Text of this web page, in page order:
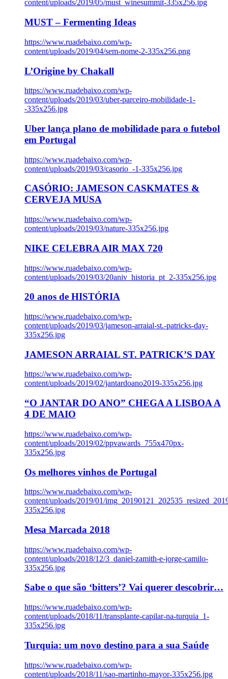
content/uploads/2019/05/must_winesummit-335x256.jpg
MUST – Fermenting Ideas
https://www.ruadebaixo.com/wp-
content/uploads/2019/04/sem-nome-2-335x256.png
L’Origine by Chakall
https://www.ruadebaixo.com/wp-
content/uploads/2019/03/uber-parceiro-mobilidade-1-
-335x256.jpg
Uber lança plano de mobilidade para o futebol
em Portugal
https://www.ruadebaixo.com/wp-
content/uploads/2019/03/casorio_-1-335x256.jpg
CASÓRIO: JAMESON CASKMATES &
CERVEJA MUSA
https://www.ruadebaixo.com/wp-
content/uploads/2019/03/nature-335x256.jpg
NIKE CELEBRA AIR MAX 720
https://www.ruadebaixo.com/wp-
content/uploads/2019/03/20aniv_historia_pt_2-335x256.jpg
20 anos de HISTÓRIA
https://www.ruadebaixo.com/wp-
content/uploads/2019/03/jameson-arraial-st.-patricks-day-
335x256.jpg
JAMESON ARRAIAL ST. PATRICK’S DAY
https://www.ruadebaixo.com/wp-
content/uploads/2019/02/jantardoano2019-335x256.jpg
“O JANTAR DO ANO” CHEGA A LISBOA A
4 DE MAIO
https://www.ruadebaixo.com/wp-
content/uploads/2019/02/ppvawards_755x470px-
335x256.jpg
Os melhores vinhos de Portugal
https://www.ruadebaixo.com/wp-
content/uploads/2019/01/
335x256.jpg
Mesa Marcada 2018
https://www.ruadebaixo.com/wp-
content/uploads/2018/12/3_daniel-zamith-e-jorge-camilo-
335x256.jpg
Sabe o que são ‘bitters’? Vai querer descobrir…
https://www.ruadebaixo.com/wp-
content/uploads/2018/11/transplante-capilar-na-turquia_1-
335x256.jpg
Turquia: um novo destino para a sua Saúde
https://www.ruadebaixo.com/wp-
content/uploads/2018/11/sao-martinho-mayor-335x256.jpg